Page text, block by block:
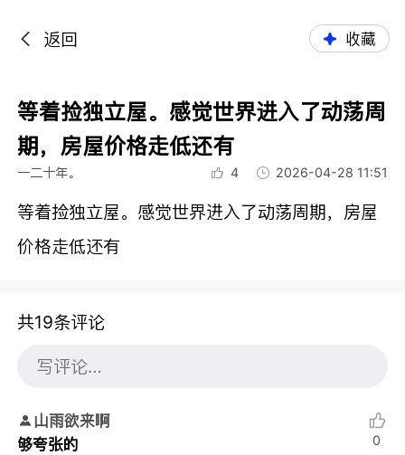
返回 收藏
等着捡独立屋。感觉世界进入了动荡周
期，房屋价格走低还有
一二十年。 4 2026-04-28 11:51
等着捡独立屋。感觉世界进入了动荡周期，房屋
价格走低还有
共19条评论
山雨欲来啊
够夸张的
0